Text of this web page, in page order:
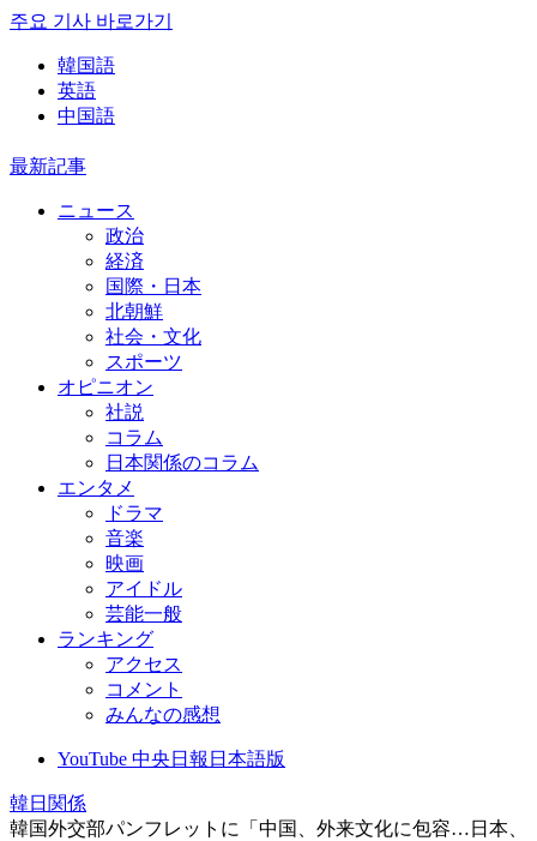
주요 기사 바로가기
韓国語
英語
中国語
最新記事
ニュース
政治
経済
国際・日本
北朝鮮
社会・文化
スポーツ
オピニオン
社説
コラム
日本関係のコラム
エンタメ
ドラマ
音楽
映画
アイドル
芸能一般
ランキング
アクセス
コメント
みんなの感想
YouTube 中央日報日本語版
韓日関係
韓国外交部パンフレットに「中国、外来文化に包容…日本、